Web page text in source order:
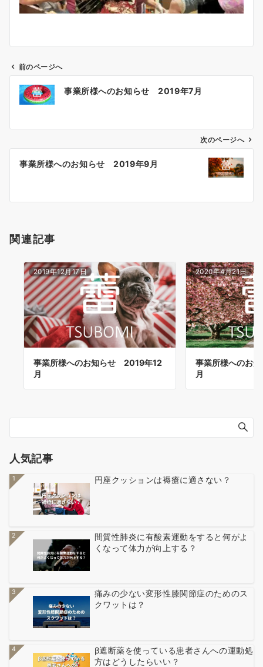
ビ
ン
前のページへ
事業所様へのお知らせ 2019年7月
次のページへ
事業所様へのお知らせ 2019年9月
関連記事
2019年12月17日
事業所様へのお知らせ 2019年12
月
2020年4月21日
事業所様へのお
月
人気記事
1 円座クッションは褥瘡に適さない？
2
間質性肺炎に有酸素運動をすると何がよ
くなって体力が向上する？
3
痛みの少ない変形性膝関節症のためのス
クワットは？
4
β遮断薬を使っている患者さんへの運動処
方はどうしたらいい？